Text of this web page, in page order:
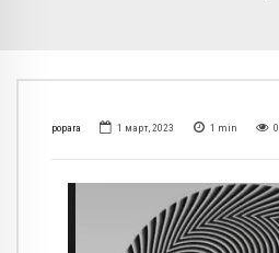
popara 1 март, 2023 1 min 0